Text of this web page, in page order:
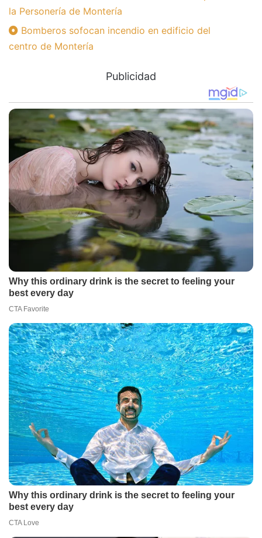
la Personería de Montería
Bomberos sofocan incendio en edificio del
centro de Montería
Publicidad